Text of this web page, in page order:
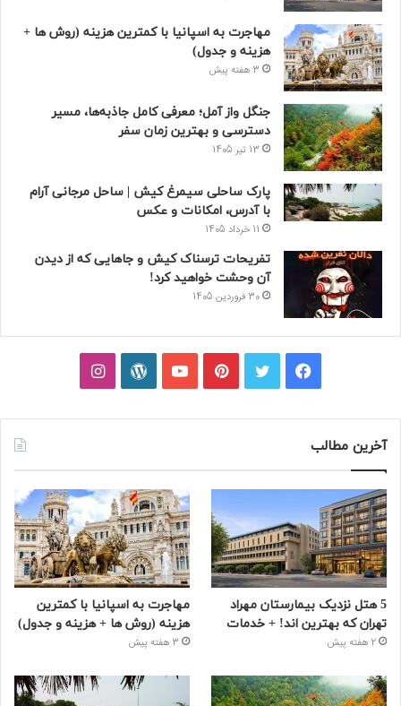
مهاجرت به اسپانیا با کمترین هزینه (روش ها +
هزینه و جدول)
3 هفته پیش
جنگل واز آمل؛ معرفی کامل جاذبه‌ها، مسیر
دسترسی و بهترین زمان سفر
13 تیر 1405
پارک ساحلی سیمرغ کیش | ساحل مرجانی آرام
با آدرس، امکانات و عکس
11 خرداد 1405
تفریحات ترسناک کیش و جاهایی که از دیدن
آن وحشت خواهید کرد!
30 فروردین 1405
فیسبوکتوییترپینتریستیوتیوبوردپرساینستاگرام
آخرین مطالب
5 هتل نزدیک بیمارستان مهراد
تهران که بهترین‌ اند! + خدمات
2 هفته پیش
مهاجرت به اسپانیا با کمترین
هزینه (روش ها + هزینه و جدول)
3 هفته پیش